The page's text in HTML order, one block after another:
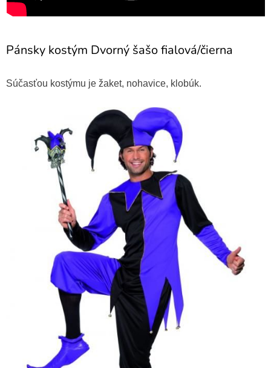
Pánsky kostým Dvorný šašo fialová/čierna
Súčasťou kostýmu je žaket, nohavice, klobúk.